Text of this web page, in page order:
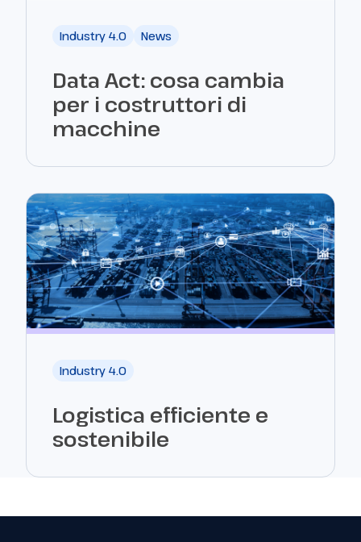
Industry 4.0 News
Data Act: cosa cambia
per i costruttori di
macchine
Industry 4.0
Logistica efficiente e
sostenibile